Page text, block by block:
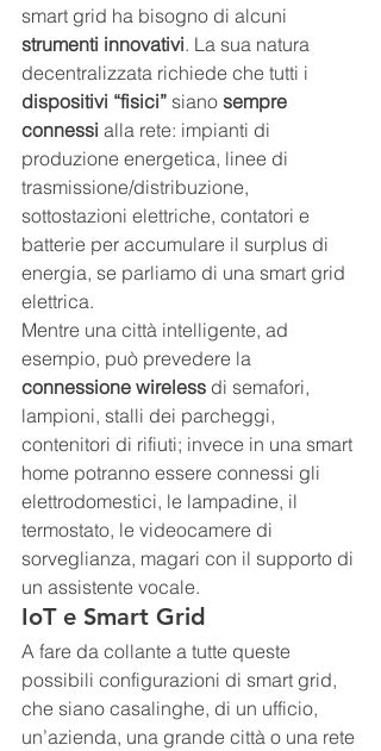
smart grid ha bisogno di alcuni
strumenti innovativi. La sua natura
decentralizzata richiede che tutti i
dispositivi “fisici” siano sempre
connessi alla rete: impianti di
produzione energetica, linee di
trasmissione/distribuzione,
sottostazioni elettriche, contatori e
batterie per accumulare il surplus di
energia, se parliamo di una smart grid
elettrica.
Mentre una città intelligente, ad
esempio, può prevedere la
connessione wireless di semafori,
lampioni, stalli dei parcheggi,
contenitori di rifiuti; invece in una smart
home potranno essere connessi gli
elettrodomestici, le lampadine, il
termostato, le videocamere di
sorveglianza, magari con il supporto di
un assistente vocale.
IoT e Smart Grid
A fare da collante a tutte queste
possibili configurazioni di smart grid,
che siano casalinghe, di un ufficio,
un’azienda, una grande città o una rete